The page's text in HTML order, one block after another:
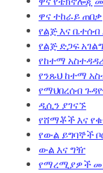
ዋና ተከራይ ጠበቃ
የልጅ እና
የልጅ ድጋፍ
የከተማ
የንጹህ ከተማ
የማህበረሰብ
ዲሲን ያገናኙ
የሸማቾች እና
የውል ይግባኞች
ውል እና ግዥ
የማረሚያዎች